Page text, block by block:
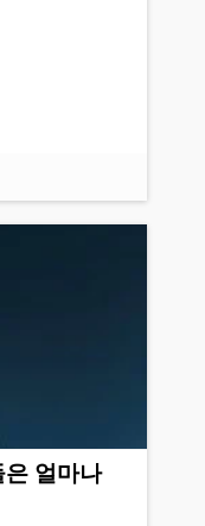
얼마나